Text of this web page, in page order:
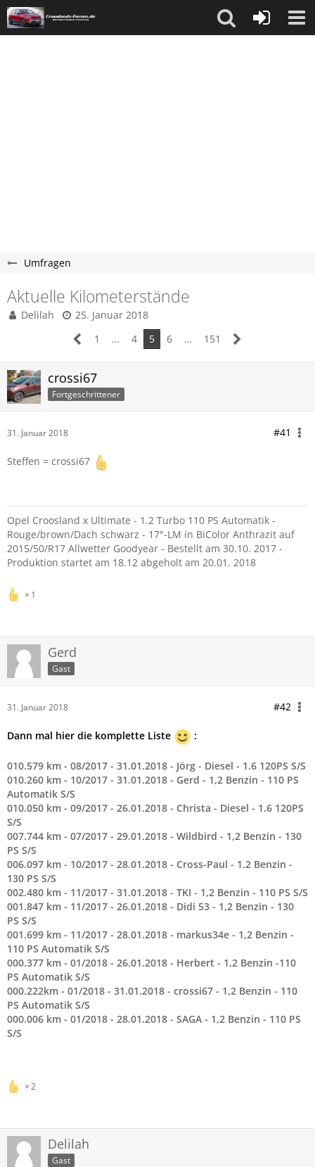
Umfragen
Aktuelle Kilometerstände
Delilah
25. Januar 2018
1
… 4 5 6 … 151
crossi67
Fortgeschrittener
31. Januar 2018 #41
Steffen = crossi67
Opel Croosland x Ultimate - 1.2 Turbo 110 PS Automatik -
Rouge/brown/Dach schwarz - 17"-LM in BiColor Anthrazit auf
2015/50/R17 Allwetter Goodyear - Bestellt am 30.10. 2017 -
Produktion startet am 18.12 abgeholt am 20.01. 2018
1
Gerd
Gast
31. Januar 2018 #42
Dann mal hier die komplette Liste :
010.579 km - 08/2017 - 31.01.2018 - Jörg - Diesel - 1.6 120PS S/S
010.260 km - 10/2017 - 31.01.2018 - Gerd - 1,2 Benzin - 110 PS
Automatik S/S
010.050 km - 09/2017 - 26.01.2018 - Christa - Diesel - 1.6 120PS
S/S
007.744 km - 07/2017 - 29.01.2018 - Wildbird - 1,2 Benzin - 130
PS S/S
006.097 km - 10/2017 - 28.01.2018 - Cross-Paul - 1.2 Benzin -
130 PS S/S
002.480 km - 11/2017 - 31.01.2018 - TKI - 1,2 Benzin - 110 PS S/S
001.847 km - 11/2017 - 26.01.2018 - Didi 53 - 1,2 Benzin - 130
PS S/S
001.699 km - 11/2017 - 28.01.2018 - markus34e - 1,2 Benzin -
110 PS Automatik S/S
000.377 km - 01/2018 - 26.01.2018 - Herbert - 1,2 Benzin -110
PS Automatik S/S
000.222km - 01/2018 - 31.01.2018 - crossi67 - 1,2 Benzin - 110
PS Automatik S/S
000.006 km - 01/2018 - 28.01.2018 - SAGA - 1,2 Benzin - 110 PS
S/S
2
Delilah
Gast